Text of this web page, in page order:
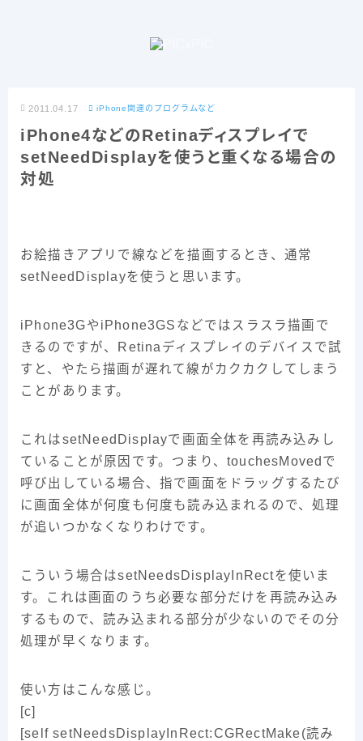
2011.04.17 iPhone関連のプログラムなど
iPhone4などのRetinaディスプレイで
setNeedDisplayを使うと重くなる場合の
対処
お絵描きアプリで線などを描画するとき、通常
setNeedDisplayを使うと思います。
iPhone3GやiPhone3GSなどではスラスラ描画で
きるのですが、Retinaディスプレイのデバイスで試
すと、やたら描画が遅れて線がカクカクしてしまう
ことがあります。
これはsetNeedDisplayで画面全体を再読み込みし
ていることが原因です。つまり、touchesMovedで
呼び出している場合、指で画面をドラッグするたび
に画面全体が何度も何度も読み込まれるので、処理
が追いつかなくなりわけです。
こういう場合はsetNeedsDisplayInRectを使いま
す。これは画面のうち必要な部分だけを再読み込み
するもので、読み込まれる部分が少ないのでその分
処理が早くなります。
使い方はこんな感じ。
[c]
[self setNeedsDisplayInRect:CGRectMake(読み